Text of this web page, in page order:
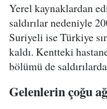
Yerel kaynaklardan
saldırılar nedeniyle
Suriyeli ise Türkiye
kaldı. Kentteki
bölümü de
Gelenlerin çoğu